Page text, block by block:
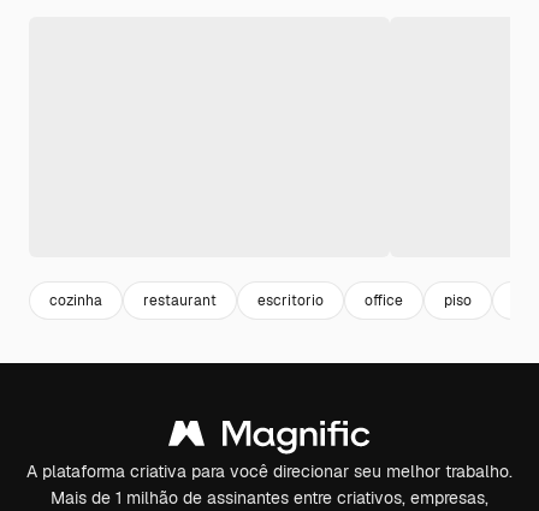
cozinha restaurant escritorio office piso
A plataforma criativa para você direcionar seu melhor trabalho.
Mais de 1 milhão de assinantes entre criativos, empresas,